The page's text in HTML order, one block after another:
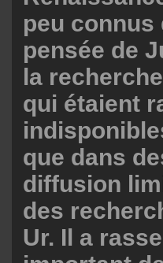
peu connus
pensée de
la
qui étaient
que dans
diffusion
des
Ur. Il a